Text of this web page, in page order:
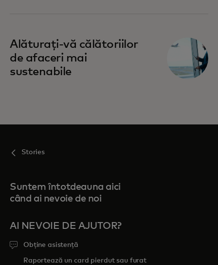
Alăturați-vă călătoriilor
de afaceri mai
sustenabile
Stories
Suntem întotdeauna aici
când ai nevoie de noi
AI NEVOIE DE AJUTOR?
Obține asistență
Raportează un card pierdut sau furat